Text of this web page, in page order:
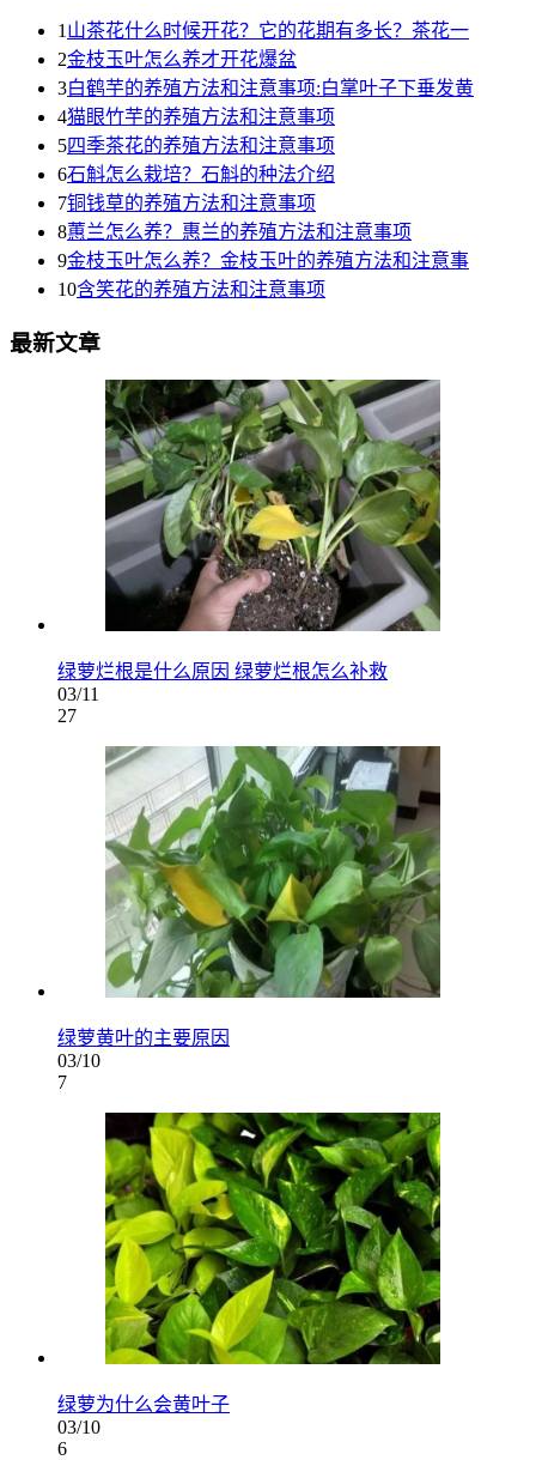
1 山茶花什么时候开花？它的花期有多长？茶花一
2金枝玉叶怎么养才开花爆盆
3白鹤芋的养殖方法和注意事项:白掌叶子下垂发黄
4猫眼竹芋的养殖方法和注意事项
5四季茶花的养殖方法和注意事项
6石斛怎么栽培？石斛的种法介绍
7铜钱草的养殖方法和注意事项
8蕙兰怎么养？惠兰的养殖方法和注意事项
9金枝玉叶怎么养？金枝玉叶的养殖方法和注意事
10含笑花的养殖方法和注意事项
最新文章
绿萝烂根是什么原因 绿萝烂根怎么补救
03/11
27
绿萝黄叶的主要原因
03/10
7
绿萝为什么会黄叶子
03/10
6